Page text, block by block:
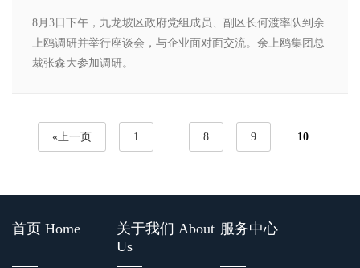
地考察调研
8月3日下午，九龙坡区政府党组成员、副区长何渡率队到余
上鸥调研并举行座谈会，与企业面对面交流。余上鸥集团总
裁张森大参加调研。
«上一页 1 ... 8 9 10
首页 Home
关于我们 About
Us
服务中心